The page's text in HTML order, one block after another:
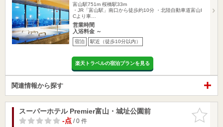
富山駅751m 桜橋駅33m
・JR「富山駅」南口から徒歩約10分 ・北陸自動車道富山I
Cより車…
営業時間
入浴料金 ～
宿泊 駅近（徒歩10分以内）
楽天トラベルの宿泊プランを見る
関連情報から探す
お気に入
りに追加
スーパーホテル Premier富山・城址公園前
-点/ 0 件